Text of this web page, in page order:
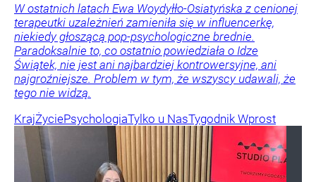
W ostatnich latach Ewa Woydyłło-Osiatyńska z cenionej
terapeutki uzależnień zamieniła się w influencerkę,
niekiedy głoszącą pop-psychologiczne brednie.
Paradoksalnie to, co ostatnio powiedziała o Idze
Świątek, nie jest ani najbardziej kontrowersyjne, ani
najgroźniejsze. Problem w tym, że wszyscy udawali, że
tego nie widzą.
KrajŻyciePsychologiaTylko u NasTygodnik Wprost